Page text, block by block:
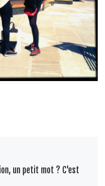
un petit mot ? C'est